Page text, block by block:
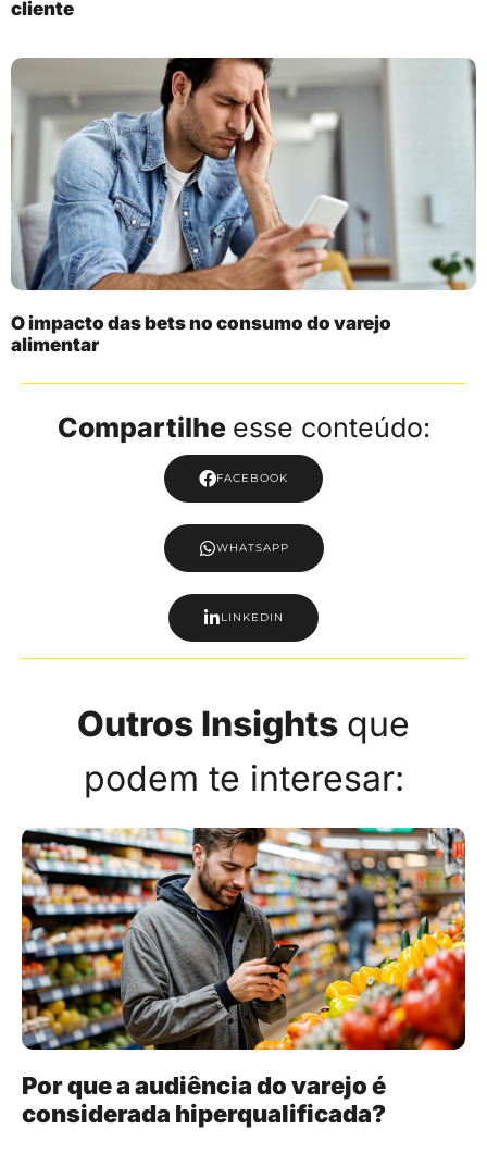
cliente
O impacto das bets no consumo do varejo
alimentar
Compartilhe esse conteúdo:
FACEBOOK
WHATSAPP
LINKEDIN
Outros Insights que
podem te interesar:
Por que a audiência do varejo é
considerada hiperqualificada?